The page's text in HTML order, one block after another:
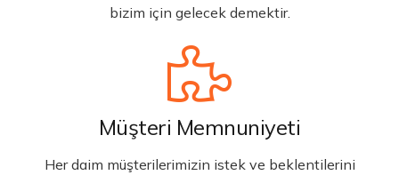
bizim için gelecek demektir.
Müşteri Memnuniyeti
Her daim müşterilerimizin istek ve beklentilerini